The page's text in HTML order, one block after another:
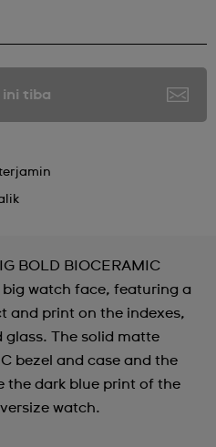
ini tiba
BOLD BIOCERAMIC
watch face, featuring a
and print on the indexes,
glass. The solid matte
bezel and case and the
the dark blue print of the
watch.